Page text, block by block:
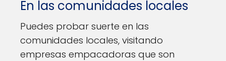
En las comunidades locales
Puedes probar suerte en las
comunidades locales, visitando
empresas empacadoras que son